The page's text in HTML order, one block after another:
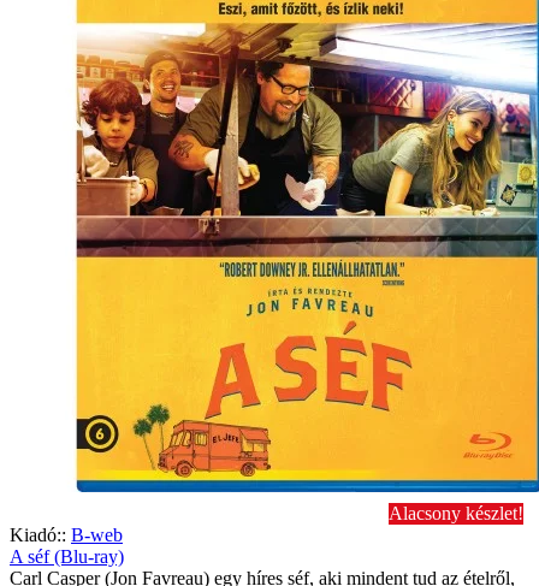
Alacsony készlet!
Kiadó:: B-web
A séf (Blu-ray)
Carl Casper (Jon Favreau) egy híres séf, aki mindent tud az ételről,